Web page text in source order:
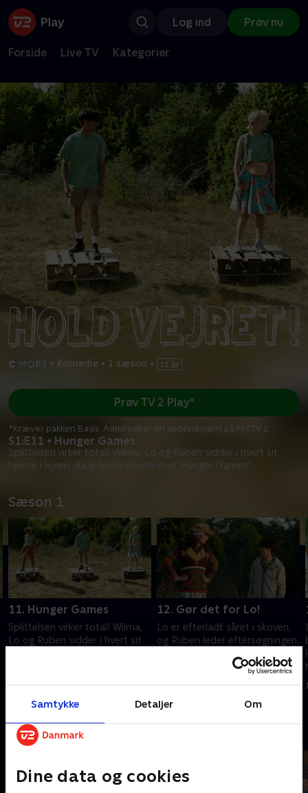
Samtykke Detaljer Om
Dine data og cookies
Log ind Prøv nu
Forside Live TV Kategorier
• Komedie • 1 sæson •
S1:E11 • Hunger Games
Splittelsen virker total! Wilma, Lo og Ruben sidder i hvert sit
hjørne i lejren, da lederne annoncerer 'Hunger Games'. .
Prøv TV 2 Play*
*Kræver pakken Basis. Administrer dit abonnement på Mit TV 2.
Sæson 1
11. Hunger Games
Splittelsen virker total! Wilma,
Lo og Ruben sidder i hvert sit
1. maj 2023 • 15 min
12. Gør det for Lo!
Lo er efterladt såret i skoven,
og Ruben leder eftersøgningen.
mellem ønsket om at flygte og
1. maj 2023 • 15 min
Andre så også